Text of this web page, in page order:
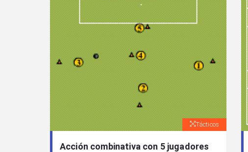
Tácticos
Acción combinativa con 5 jugadores